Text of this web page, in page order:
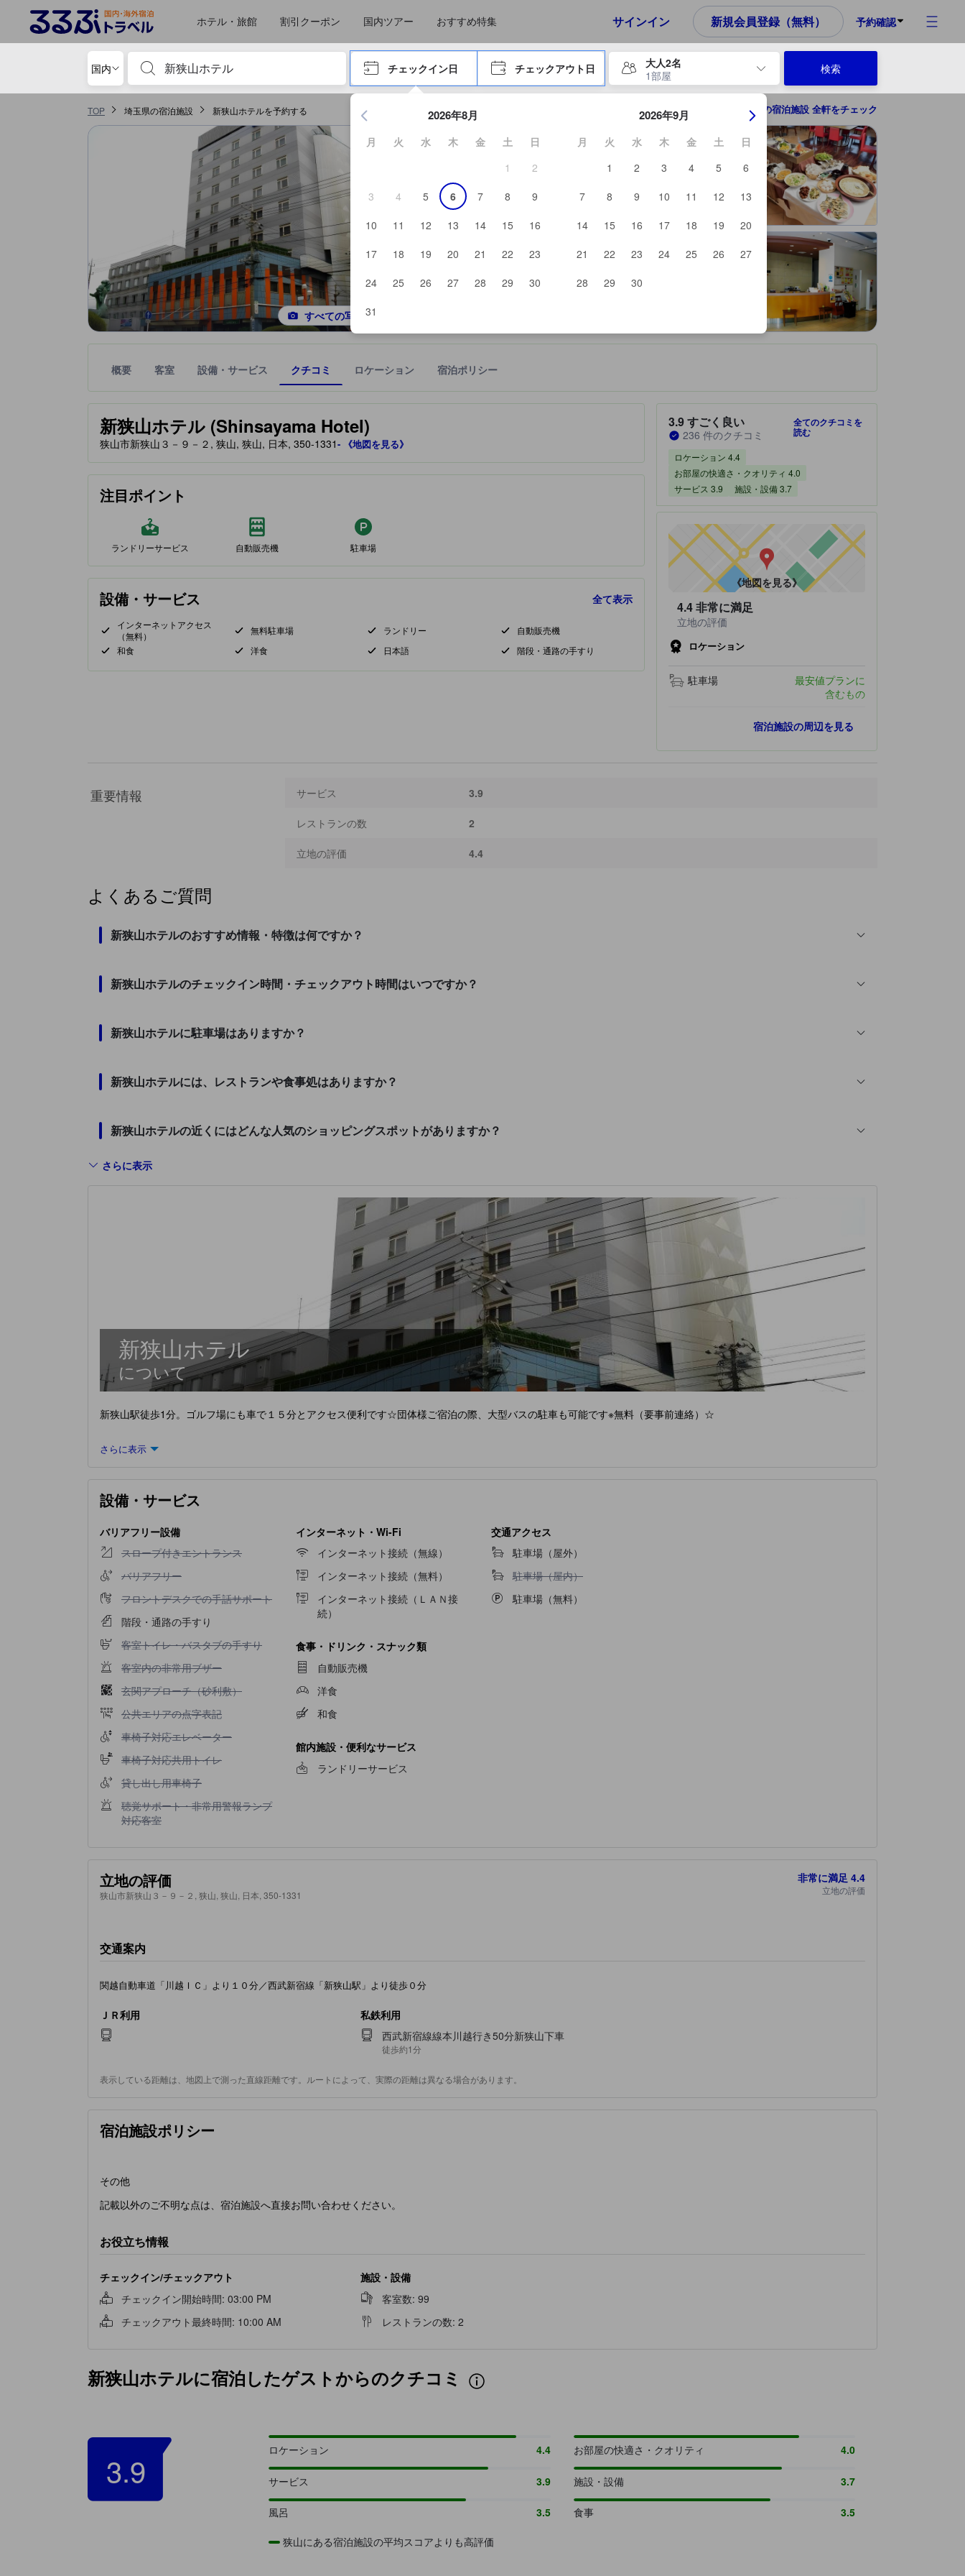
ホテル・旅館 割引クーポン 国内ツアー おすすめ特集 サインイン 新規会員登録（無料） 予約確認
国内
宿泊施設名やキーワードを入力し、矢印キーやタブキーで進み、エンターキーを押して内容を確定して、検索します。
チェックイン日 チェックアウト日
大人2名
1部屋
エンターキーを押して日付選択画面の操作を開始します。方向キーを使用して、チェックイン日とチェックアウト日を移動します。
2026年8月
月 火 水 木 金 土
日
1
2
3
4 5 6 7 8
9
10
11 12 13 14 15
16
17
18 19 20 21 22
23
24
25 26 27 28 29
30
31
2026年9月
月 火 水 木 金 土
日
1
2 3 4 5
6
7
8 9 10 11 12
13
14
15 16 17 18 19
20
21
22 23 24 25 26
27
28
29 30
検索
TOP 埼玉県の宿泊施設 新狭山ホテルを予約する 狭山の宿泊施設 全軒をチェック
すべての写真を見る
概要 客室 設備・サービス クチコミ ロケーション 宿泊ポリシー
新狭山ホテル (Shinsayama Hotel)
tooltip
星評価は、提携サイトから受け取った情報であり、宿泊施設に備わっていると予測される快適さや客室のレベルを示すものです。
狭山市新狭山３－９－２, 狭山, 狭山, 日本, 350-1331- 《地図を見る》
注目ポイント
ランドリーサービス 自動販売機 駐車場
設備・サービス 全て表示
インターネットアクセス
（無料）
無料駐車場 ランドリー
自動販売機
和食
洋食 日本語 階段・通路の手すり
宿泊施設のクチコミスコア：3.9 / 5 すごく良い 236 件のクチコミ
3.9すごく良い
236 件のクチコミ
全てのクチコミを
読む
ロケーション 4.4
お部屋の快適さ・クオリティ 4.0
サービス 3.9
施設・設備 3.7
《地図を見る》
4.4非常に満足
立地の評価
ロケーション
駐車場
最安値プランに
含むもの
宿泊施設の周辺を見る
重要情報 サービス 3.9
レストランの数 2
立地の評価 4.4
よくあるご質問
新狭山ホテルのおすすめ情報・特徴は何ですか？
新狭山ホテルのチェックイン時間・チェックアウト時間はいつですか？
新狭山ホテルに駐車場はありますか？
新狭山ホテルには、レストランや食事処はありますか？
新狭山ホテルの近くにはどんな人気のショッピングスポットがありますか？
さらに表示
新狭山ホテル
について
新狭山駅徒歩1分。ゴルフ場にも車で１５分とアクセス便利です☆団体様ご宿泊の際、大型バスの駐車も可能です※無料（要事前連絡）☆
さらに表示
設備・サービス
バリアフリー設備
スロープ付きエントランス不可
スロープ付きエントランス
バリアフリー不可
バリアフリー
フロントデスクでの手話サポート不可
フロントデスクでの手話サポート
階段・通路の手すり
客室トイレ・バスタブの手すり不可
客室トイレ・バスタブの手すり
客室内の非常用ブザー不可
客室内の非常用ブザー
玄関アプローチ（砂利敷）不可
玄関アプローチ（砂利敷）
公共エリアの点字表記不可
公共エリアの点字表記
車椅子対応エレベーター不可
車椅子対応エレベーター
車椅子対応共用トイレ不可
車椅子対応共用トイレ
貸し出し用車椅子不可
貸し出し用車椅子
聴覚サポート・非常用警報ランプ対応客室不可
聴覚サポート・非常用警報ランプ
対応客室
インターネット・Wi-Fi
インターネット接続（無線）
インターネット接続（無料）
インターネット接続（ＬＡＮ接
続）
食事・ドリンク・スナック類
自動販売機
洋食
和食
館内施設・便利なサービス
ランドリーサービス
交通アクセス
駐車場（屋外）
駐車場（屋内）不可
駐車場（屋内）
駐車場（無料）
立地の評価
狭山市新狭山３－９－２, 狭山, 狭山, 日本, 350-1331
非常に満足 4.4
立地の評価
交通案内
関越自動車道「川越ＩＣ」より１０分／西武新宿線「新狭山駅」より徒歩０分
ＪＲ利用
私鉄利用
西武新宿線線本川越行き50分新狭山下車
徒歩約1分
表示している距離は、地図上で測った直線距離です。ルートによって、実際の距離は異なる場合があります。
宿泊施設ポリシー
その他
記載以外のご不明な点は、宿泊施設へ直接お問い合わせください。
お役立ち情報
チェックイン/チェックアウト
チェックイン開始時間: 03:00 PM
チェックアウト最終時間: 10:00 AM
施設・設備
客室数:99
レストランの数:2
新狭山ホテルに宿泊したゲストからのクチコミ
るるぶトラベルに掲載されているクチコミは実際に予約をし、宿泊を終えたゲストから提供されています。実際の経験に基づいた内容であるため、これから宿泊選びをされるユーザーにとっても参考となる信頼で
3.9
ロケーション 4.4 お部屋の快適さ・クオリティ 4.0
サービス 3.9 施設・設備 3.7
風呂 3.5 食事 3.5
狭山にある宿泊施設の平均スコアよりも高評価